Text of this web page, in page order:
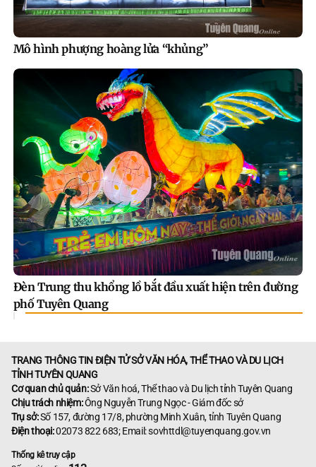
Mô hình phượng hoàng lửa “khủng”
Đèn Trung thu khổng lồ bắt đầu xuất hiện trên đường
phố Tuyên Quang
TRANG THÔNG TIN ĐIỆN TỬ SỞ VĂN HÓA, THỂ THAO VÀ DU LỊCH
TỈNH TUYÊN QUANG
Cơ quan chủ quản:Sở Văn hoá, Thể thao và Du lịch tỉnh Tuyên Quang
Chịu trách nhiệm:Ông Nguyễn Trung Ngọc - Giám đốc sở
Trụ sở:Số 157, đường 17/8, phường Minh Xuân, tỉnh Tuyên Quang
Điện thoại:02073 822 683; Email: sovhttdl@tuyenquang.gov.vn
Thống kê truy cập